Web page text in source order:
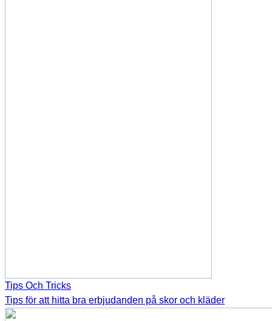
Tips Och Tricks
Tips för att hitta bra erbjudanden på skor och kläder